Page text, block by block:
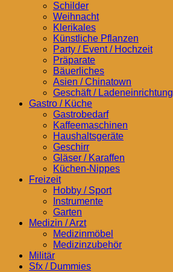
Schilder
Weihnacht
Klerikales
Künstliche Pflanzen
Party / Event / Hochzeit
Präparate
Bäuerliches
Asien / Chinatown
Geschäft / Ladeneinrichtung
Gastro / Küche
Gastrobedarf
Kaffeemaschinen
Haushaltsgeräte
Geschirr
Gläser / Karaffen
Küchen-Nippes
Freizeit
Hobby / Sport
Instrumente
Garten
Medizin / Arzt
Medizinmöbel
Medizinzubehör
Militär
Sfx / Dummies